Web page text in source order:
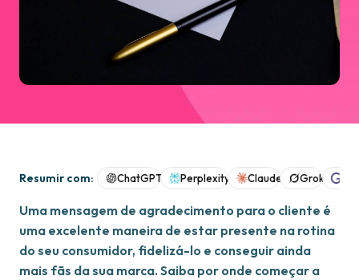
Resumir com: ChatGPT Perplexity Claude Grok
Uma mensagem de agradecimento para o cliente é
uma excelente maneira de estar presente na rotina
do seu consumidor, fidelizá-lo e conseguir ainda
mais fãs da sua marca. Saiba por onde começar a